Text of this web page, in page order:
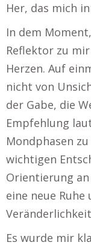
Her, das mich
In dem
Reflektor zu
Herzen. Auf
nicht von
der Gabe, die
Empfehlung
Mondphasen
wichtigen
Orientierung
eine neue
Es wurde mir